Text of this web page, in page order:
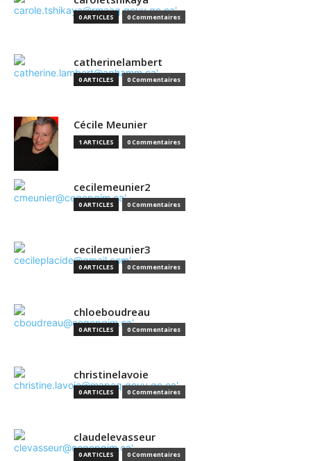
0 ARTICLES 0 Commentaires
catherinelambert
0 ARTICLES 0 Commentaires
Cécile Meunier
1 ARTICLES 0 Commentaires
cecilemeunier2
0 ARTICLES 0 Commentaires
cecilemeunier3
0 ARTICLES 0 Commentaires
chloeboudreau
0 ARTICLES 0 Commentaires
christinelavoie
0 ARTICLES 0 Commentaires
claudelevasseur
0 ARTICLES 0 Commentaires